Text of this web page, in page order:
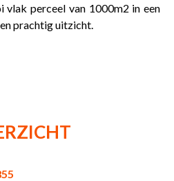
perceel van 1000m2 in een
prachtig uitzicht.